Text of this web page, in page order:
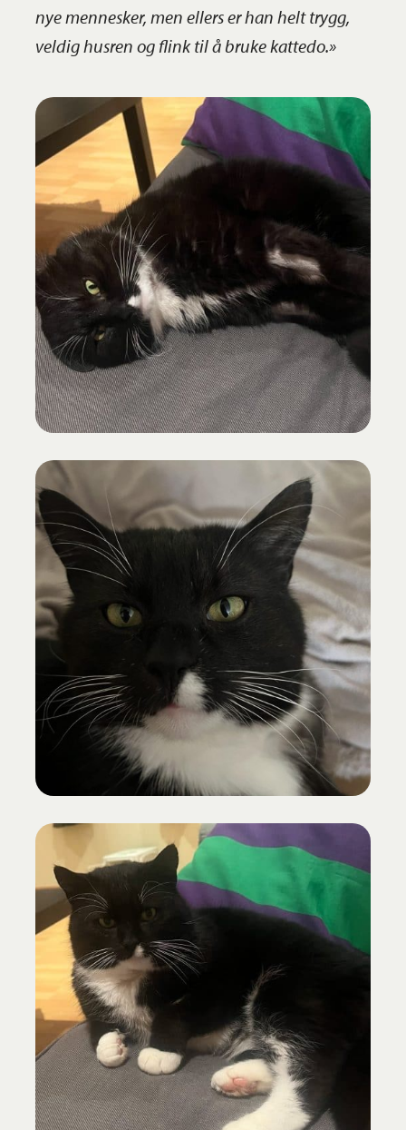
nye mennesker, men ellers er han helt trygg,
veldig husren og flink til å bruke kattedo.»